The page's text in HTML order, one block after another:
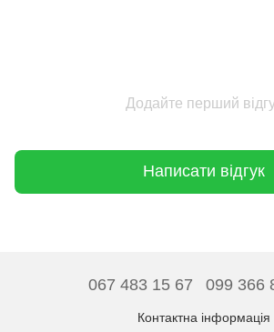
Додайте перший
Написати відгук
067 483 15 67 099 366
Контактна інформація